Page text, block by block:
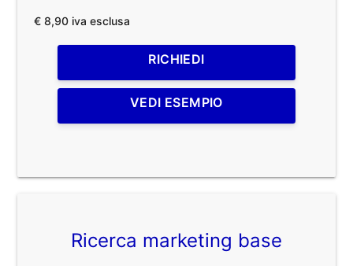
€ 8,90 iva esclusa
RICHIEDI
VEDI ESEMPIO
Ricerca marketing base